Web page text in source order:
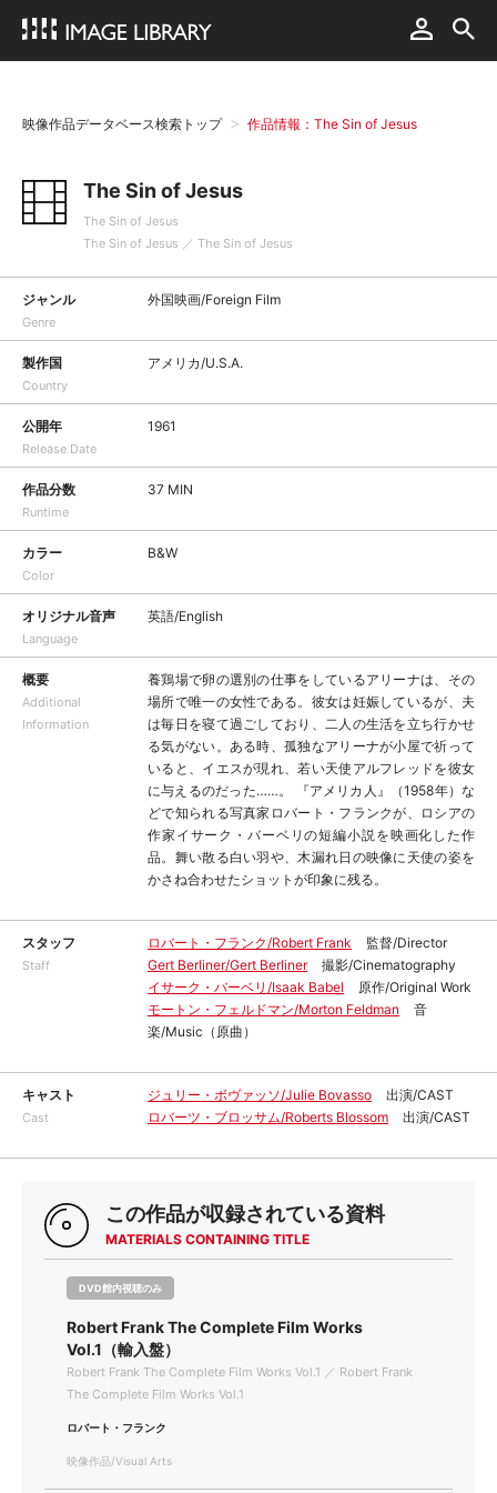
映像作品データベース検索トップ 作品情報：The Sin of Jesus
The Sin of Jesus
The Sin of Jesus
The Sin of Jesus ／ The Sin of Jesus
ジャンル
Genre
外国映画/Foreign Film
製作国
Country
アメリカ/U.S.A.
公開年
Release Date
1961
作品分数
Runtime
37 MIN
カラー
Color
B&W
オリジナル音声
Language
英語/English
概要
Additional
Information
養鶏場で卵の選別の仕事をしているアリーナは、その
場所で唯一の女性である。彼女は妊娠しているが、夫
は毎日を寝て過ごしており、二人の生活を立ち行かせ
る気がない。ある時、孤独なアリーナが小屋で祈って
いると、イエスが現れ、若い天使アルフレッドを彼女
に与えるのだった……。 『アメリカ人』（1958年）な
どで知られる写真家ロバート・フランクが、ロシアの
作家イサーク・バーベリの短編小説を映画化した作
品。舞い散る白い羽や、木漏れ日の映像に天使の姿を
かさね合わせたショットが印象に残る。
スタッフ
Staff
ロバート・フランク/Robert Frank
監督/Director
Gert Berliner/Gert Berliner
撮影/Cinematography
イサーク・バーベリ/Isaak Babel
原作/Original Work
モートン・フェルドマン/Morton Feldman
音
楽/Music（原曲）
キャスト
Cast
ジュリー・ボヴァッソ/Julie Bovasso
出演/CAST
ロバーツ・ブロッサム/Roberts Blossom
出演/CAST
この作品が収録されている資料
MATERIALS CONTAINING TITLE
DVD館内視聴のみ
Robert Frank The Complete Film Works
Vol.1（輸入盤）
Robert Frank The Complete Film Works Vol.1 ／ Robert Frank
The Complete Film Works Vol.1
ロバート・フランク
映像作品/Visual Arts